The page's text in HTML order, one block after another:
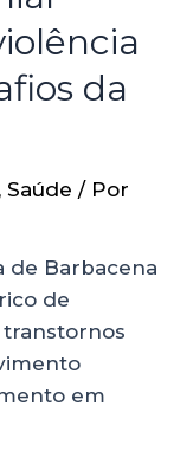
da
, Saúde / Por
de Barbacena
de
transtornos
em